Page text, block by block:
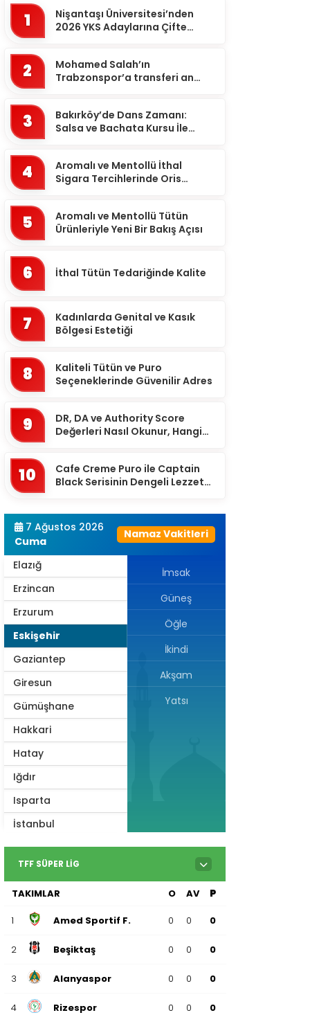
1
Nişantaşı Üniversitesi’nden
2026 YKS Adaylarına Çifte
2
Mohamed Salah’ın
Trabzonspor’a transferi an
3
Bakırköy’de Dans Zamanı:
Salsa ve Bachata Kursu İle
4
Aromalı ve Mentollü İthal
Sigara Tercihlerinde Oris
5
Aromalı ve Mentollü Tütün
Ürünleriyle Yeni Bir Bakış Açısı
6 İthal Tütün Tedariğinde Kalite
7
Kadınlarda Genital ve Kasık
Bölgesi Estetiği
8
Kaliteli Tütün ve Puro
Seçeneklerinde Güvenilir Adres
9
DR, DA ve Authority Score
Değerleri Nasıl Okunur, Hangi
10
Cafe Creme Puro ile Captain
Black Serisinin Dengeli Lezzet
7 Ağustos 2026
Cuma
Namaz Vakitleri
Amasya
Antalya
Artvin
Aydın
Balıkesir
Bartın
Batman
Bayburt
Bilecik
Bingöl
Bitlis
Bolu
Bursa
Çankırı
Çorum
Denizli
Diyarbakır
Düzce
Edirne
Elazığ
Erzincan
Erzurum
Eskişehir
Gaziantep
Giresun
Gümüşhane
Hakkari
Hatay
Iğdır
Isparta
İstanbul
İzmir
Kahramanmaraş
Karabük
Karaman
Kars
Kayseri
Kilis
İmsak
Güneş
Öğle
İkindi
Akşam
Yatsı
TFF SÜPER LIG
TAKIMLAR O AV P
1 Amed Sportif F. 0 0 0
2 Beşiktaş 0 0 0
3 Alanyaspor 0 0 0
4 Rizespor 0 0 0